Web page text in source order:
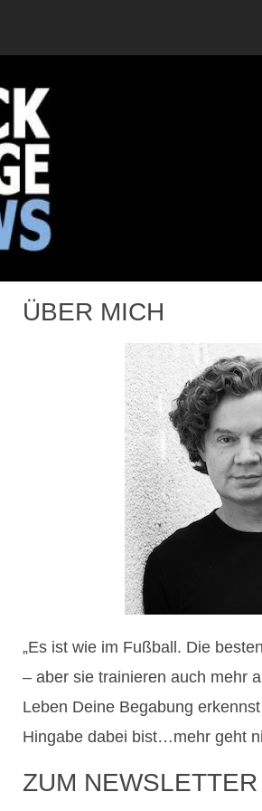
ÜBER MICH
„Es ist wie im Fußball. Die
– aber sie trainieren auch mehr
Leben Deine Begabung
Hingabe dabei bist…mehr geht
ZUM